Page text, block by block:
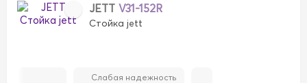
JETT V31-152R
Стойка jett
Слабая надежность